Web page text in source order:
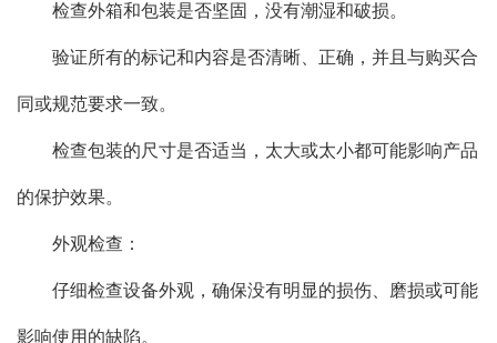
检查外箱和包装是否坚固，没有潮湿和破损。
验证所有的标记和内容是否清晰、正确，并且与购买合
同或规范要求一致。
检查包装的尺寸是否适当，太大或太小都可能影响产品
的保护效果。
外观检查：
仔细检查设备外观，确保没有明显的损伤、磨损或可能
影响使用的缺陷。